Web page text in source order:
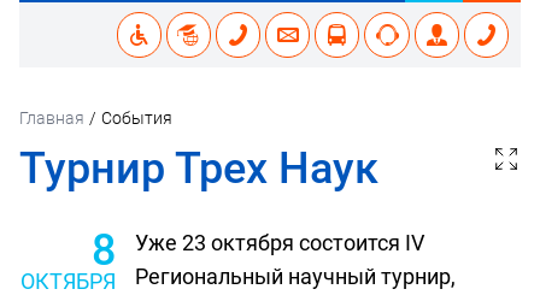
Главная / События
Турнир Трех Наук
8
ОКТЯБРЯ
Уже 23 октября состоится IV
Региональный научный турнир,